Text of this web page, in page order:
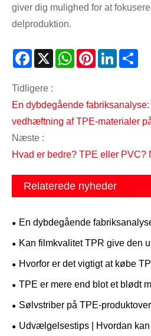
giver dig mulighed for at
delproduktion.
Facebook
X WhatsAppPinterestLinkedIn
Tidligere :
En dybdegående
vedhæftning af TPE-materialer
Næste :
Hvad er bedre? TPE eller PVC?
Relaterede nyheder
En dybdegående
vedhæftning af TPE-materialer
Kan filmkvalitet TPR give den
og elastiske genopretning, der
Hvorfor er det vigtigt at købe
originale producent? En Supply
TPE er mere end blot et blødt
temperatur – applikationer, hvor
Sølvstriber på TPE-
producenter løser problemet!
Udvælgelsestips | Hvordan kan